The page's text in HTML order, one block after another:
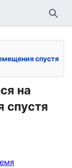
спустя
на
спустя